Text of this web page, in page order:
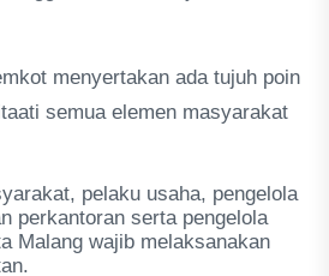
menyertakan ada tujuh poin
semua elemen masyarakat
pelaku usaha, pengelola
perkantoran serta pengelola
Malang wajib melaksanakan